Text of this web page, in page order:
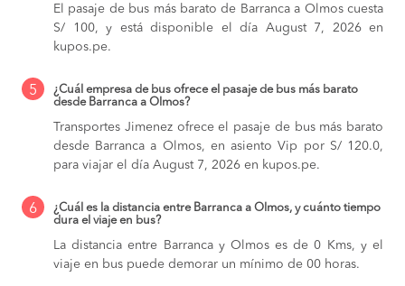
El pasaje de bus más barato de Barranca a Olmos cuesta
S/ 100, y está disponible el día August 7, 2026 en
kupos.pe.
5
¿Cuál empresa de bus ofrece el pasaje de bus más barato
desde Barranca a Olmos?
Transportes Jimenez ofrece el pasaje de bus más barato
desde Barranca a Olmos, en asiento Vip por S/ 120.0,
para viajar el día August 7, 2026 en kupos.pe.
6
¿Cuál es la distancia entre Barranca a Olmos, y cuánto tiempo
dura el viaje en bus?
La distancia entre Barranca y Olmos es de 0 Kms, y el
viaje en bus puede demorar un mínimo de 00 horas.